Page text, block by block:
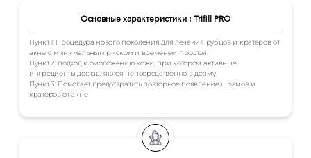
Основные характеристики : Trifill PRO
Пункт 1: Процедура нового поколения для лечения рубцов и кратеров от
акне с минимальным риском и временем простоя
Пункт 2: подход к омоложению кожи, при котором активные
ингредиенты доставляются непосредственно в дерму
Пункт 3: Помогает предотвратить повторное появление шрамов и
кратеров от акне